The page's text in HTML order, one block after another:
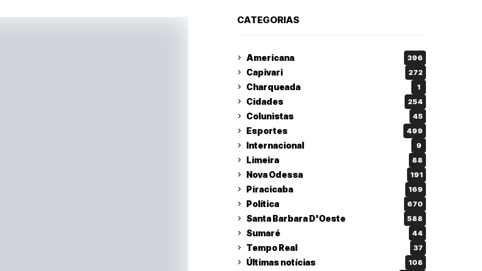
CATEGORIAS
Americana 396
Capivari 272
Charqueada 1
Cidades 254
Colunistas 45
Esportes 499
Internacional 9
Limeira 88
Nova Odessa 191
Piracicaba 169
Política 670
Santa Barbara D'Oeste 588
Sumaré 44
Tempo Real 37
Últimas notícias 108